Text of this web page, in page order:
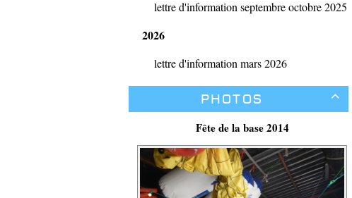
lettre d'information septembre octobre 2025
2026
lettre d'information mars 2026

Photos
Fête de la base 2014